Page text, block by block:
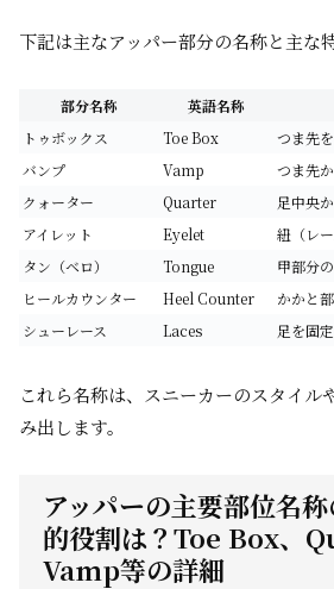
下記は主なアッパー部分の名称と主な
部分名称 英語名称
トゥボックス
Toe Box
つま先
バンプ
Vamp
つま先
クォーター
Quarter
足中央
アイレット
Eyelet
紐（レ
タン（ベロ）
Tongue
甲部分
ヒールカウンター
Heel Counter
かかと
シューレース
Laces 足を固
これら名称は、スニーカーのスタイル
み出します。
アッパーの主要部位名
的役割は？Toe Box、
Vamp等の詳細